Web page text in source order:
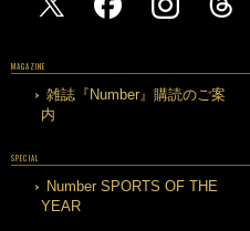
MAGAZINE
雑誌『Number』購読のご案
内
SPECIAL
Number SPORTS OF THE
YEAR